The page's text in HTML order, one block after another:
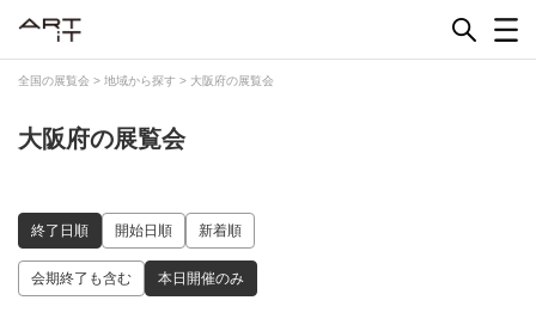
全国の展覧会 > 地域から探す > 大阪府の展覧会
大阪府の展覧会
終了日順 開始日順 新着順
会期終了も含む 本日開催のみ